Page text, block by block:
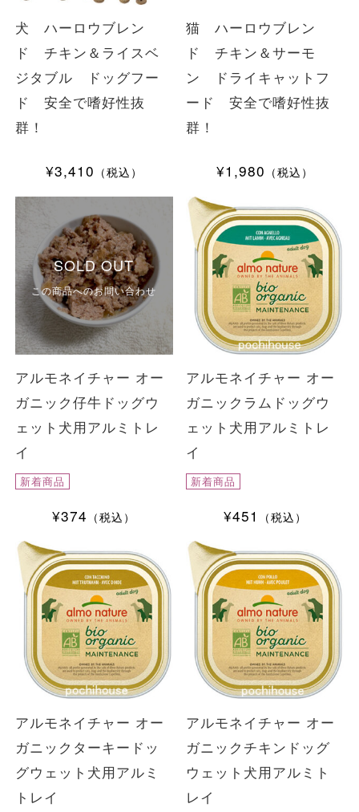
犬 ハーロウブレン
ド チキン＆ライスベ
ジタブル ドッグフー
ド 安全で嗜好性抜
群！
¥3,410 （税込）
猫 ハーロウブレン
ド チキン＆サーモ
ン ドライキャットフ
ード 安全で嗜好性抜
群！
¥1,980 （税込）
SOLD OUT
この商品へのお問い合わせ
アルモネイチャー オー
ガニック仔牛ドッグウ
ェット犬用アルミトレ
イ
新着商品
¥374 （税込）
アルモネイチャー オー
ガニックラムドッグウ
ェット犬用アルミトレ
イ
新着商品
¥451 （税込）
アルモネイチャー オー
ガニックターキードッ
グウェット犬用アルミ
トレイ
アルモネイチャー オー
ガニックチキンドッグ
ウェット犬用アルミト
レイ